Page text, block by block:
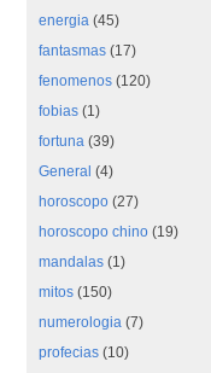
energia (45)
fantasmas (17)
fenomenos (120)
fobias (1)
fortuna (39)
General (4)
horoscopo (27)
horoscopo chino (19)
mandalas (1)
mitos (150)
numerologia (7)
profecias (10)